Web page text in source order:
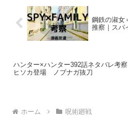
鋼鉄の淑女
推察｜スパ
ハンター×ハンター392話ネタバレ考
ヒソカ登場 ノブナガ抜刀
ホーム 呪術廻戦